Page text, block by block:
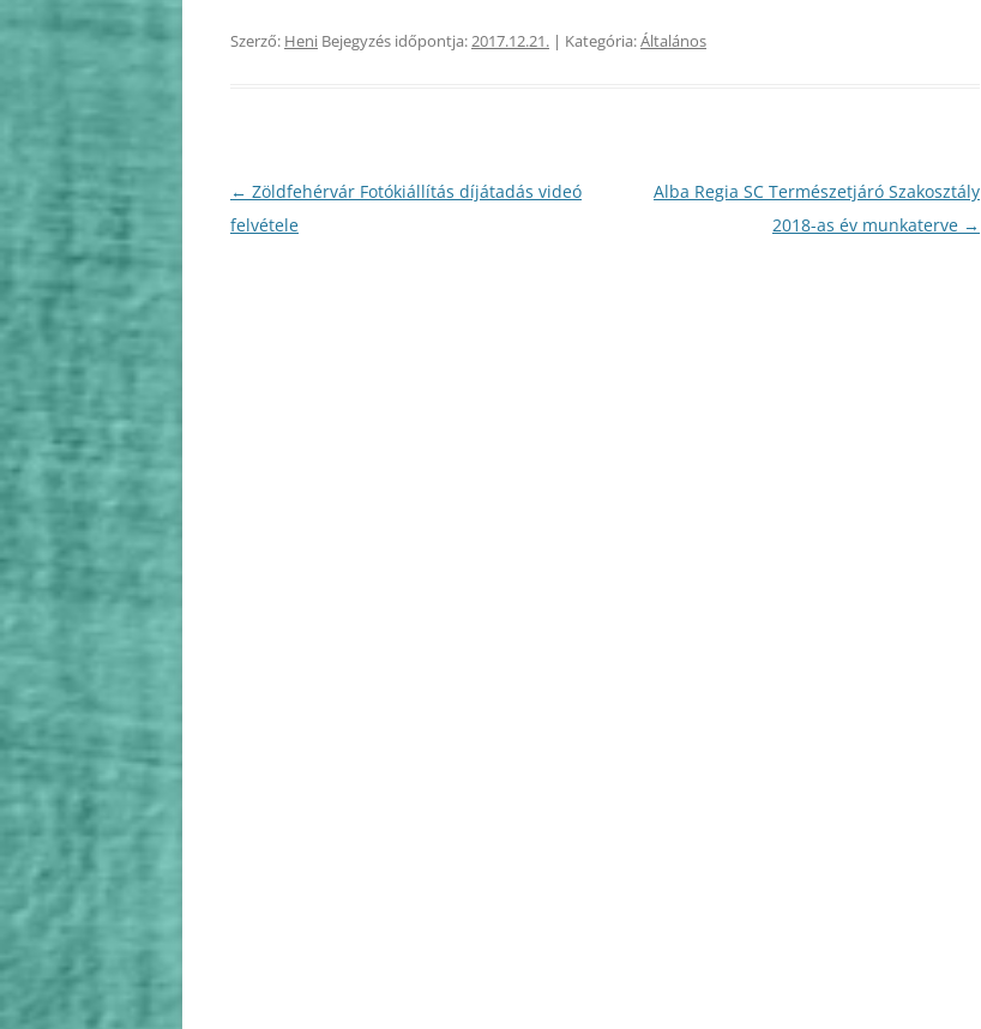
2009
2010 2010
Szerző: Heni Bejegyzés időpontja:2017.12.21. | Kategória:Általános
Bejegyzés
navigáció
← Zöldfehérvár Fotókiállítás díjátadás videó
felvétele
Alba Regia SC Természetjáró Szakosztály
2018-as év munkaterve →